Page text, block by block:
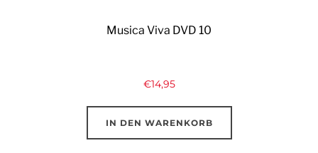
Musica Viva DVD 10
€14,95
IN DEN WARENKORB